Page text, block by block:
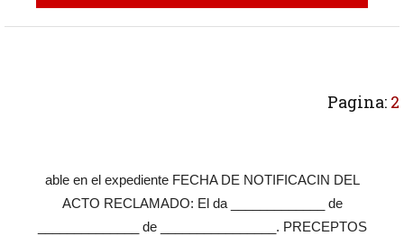
Pagina: 2
able en el expediente FECHA DE NOTIFICACIN DEL
ACTO RECLAMADO: El da _____________ de
______________ de ________________. PRECEPTOS